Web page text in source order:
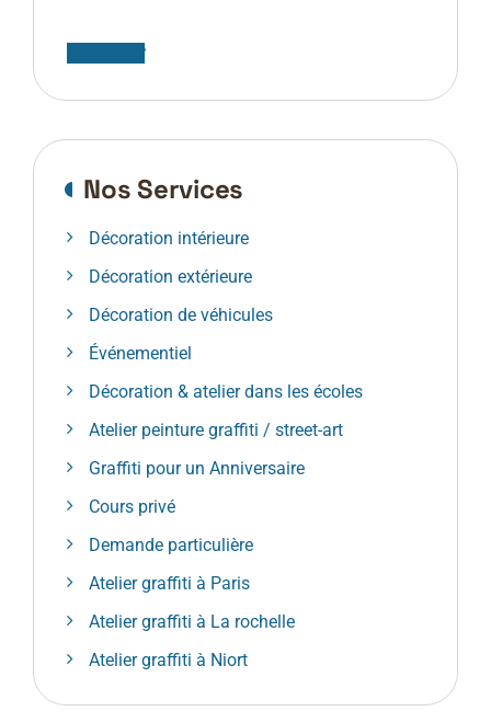
Nos Services
Décoration intérieure
Décoration extérieure
Décoration de véhicules
Événementiel
Décoration & atelier dans les écoles
Atelier peinture graffiti / street-art
Graffiti pour un Anniversaire
Cours privé
Demande particulière
Atelier graffiti à Paris
Atelier graffiti à La rochelle
Atelier graffiti à Niort